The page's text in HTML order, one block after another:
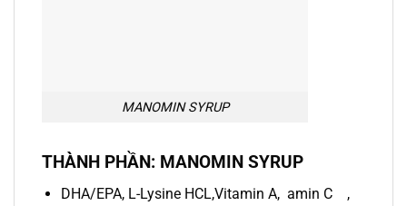
MANOMIN SYRUP
THÀNH PHẦN: MANOMIN SYRUP
DHA/EPA, L-Lysine HCL,Vitamin A, amin C ,